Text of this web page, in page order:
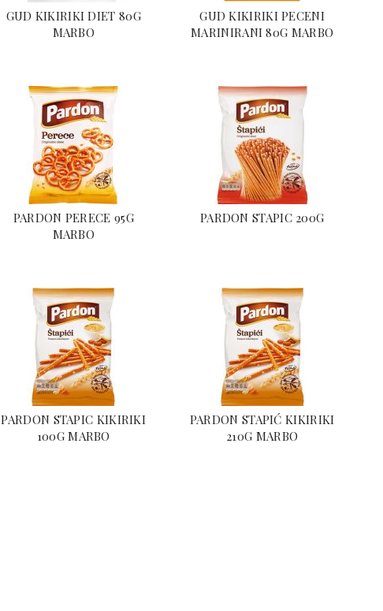
GUD KIKIRIKI DIET 80G
MARBO
GUD KIKIRIKI PECENI
MARINIRANI 80G MARBO
PARDON PERECE 95G
MARBO
PARDON STAPIC 200G
PARDON STAPIC KIKIRIKI
100G MARBO
PARDON STAPIĆ KIKIRIKI
210G MARBO